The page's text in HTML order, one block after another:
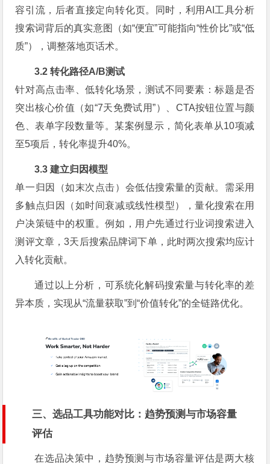
容引流，后者直接定向转化页。同时，利用AI工具分析
搜索词背后的真实意图（如“便宜”可能指向“性价比”或“低
质”），调整落地页话术。
3.2 转化路径A/B测试
针对高点击率、低转化场景，测试不同要素：标题是否
突出核心价值（如“7天免费试用”）、CTA按钮位置与颜
色、表单字段数量等。某案例显示，简化表单从10项减
至5项后，转化率提升40%。
3.3 建立归因模型
单一归因（如末次点击）会低估搜索量的贡献。需采用
多触点归因（如时间衰减或线性模型），量化搜索在用
户决策链中的权重。例如，用户先通过行业词搜索进入
测评文章，3天后搜索品牌词下单，此时两次搜索均应计
入转化贡献。
通过以上分析，可系统化解码搜索量与转化率的差
异本质，实现从“流量获取”到“价值转化”的全链路优化。
三、选品工具功能对比：趋势预测与市场容量
评估
在选品决策中，趋势预测与市场容量评估是两大核